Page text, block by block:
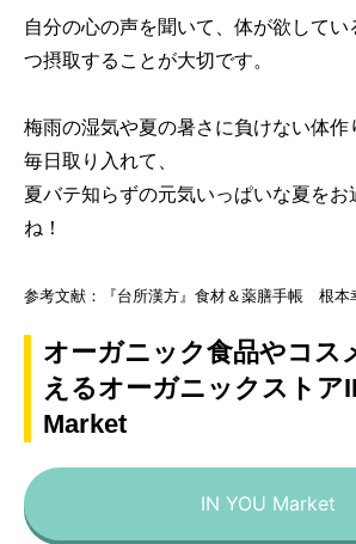
自分の心の声を聞いて、体が欲して
つ摂取することが大切です。
梅雨の湿気や夏の暑さに負けない体作
毎日取り入れて、
夏バテ知らずの元気いっぱいな夏をお
ね！
参考文献：『台所漢方』食材＆薬膳手帳 根本
オーガニック食品やコス
えるオーガニックストア
Market
IN YOU Market